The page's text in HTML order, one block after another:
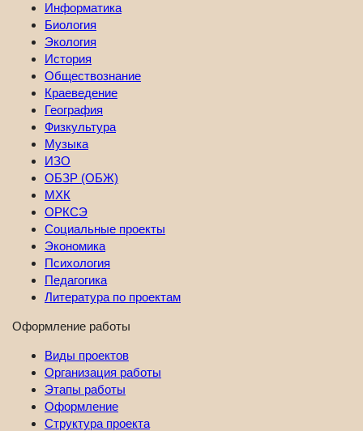
Информатика
Биология
Экология
История
Обществознание
Краеведение
География
Физкультура
Музыка
ИЗО
ОБЗР (ОБЖ)
МХК
ОРКСЭ
Социальные проекты
Экономика
Психология
Педагогика
Литература по проектам
Оформление работы
Виды проектов
Организация работы
Этапы работы
Оформление
Структура проекта